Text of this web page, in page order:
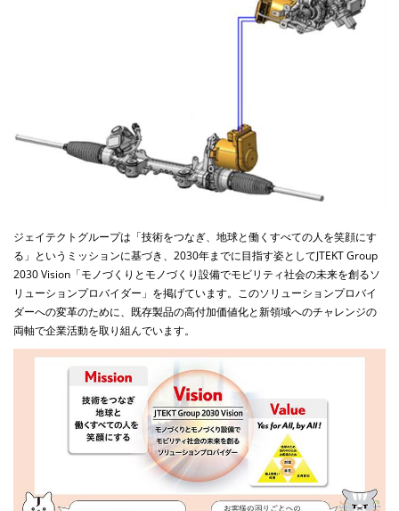
ジェイテクトグループは「技術をつなぎ、地球と働くすべての人を笑顔にす
る」というミッションに基づき、 2030年までに目指す姿としてJTEKT Group
2030 Vision 「モノづくりとモノづくり設備でモビリティ社会の未来を創るソ
リューションプロバイダー」を掲げています。このソリューションプロバイ
ダーへの変革のために、既存製品の高付加価値化と新領域へのチャレンジの
両軸で企業活動を取り組んでいます。